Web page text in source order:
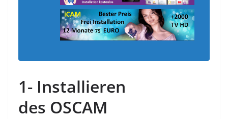
1- Installieren
des OSCAM